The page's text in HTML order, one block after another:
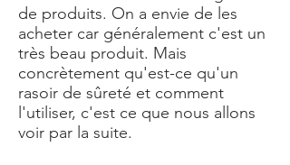
de produits. On a envie de les
acheter car généralement c'est un
très beau produit. Mais
concrètement qu'est-ce qu'un
rasoir de sûreté et comment
l'utiliser, c'est ce que nous allons
voir par la suite.